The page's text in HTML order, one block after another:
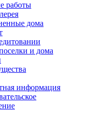
работы
дома
и дома
информация